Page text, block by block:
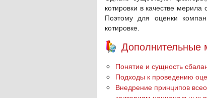
котировки в качестве
Поэтому для оценки
котировке.
Дополнительные
Понятие и сущность
Подходы к проведению
Внедрение принципов